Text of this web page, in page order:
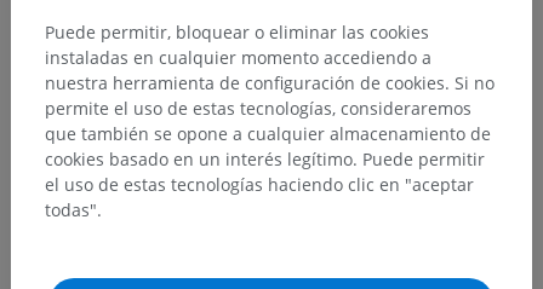
Puede permitir, bloquear o eliminar las cookies
instaladas en cualquier momento accediendo a
nuestra herramienta de configuración de cookies. Si no
permite el uso de estas tecnologías, consideraremos
que también se opone a cualquier almacenamiento de
cookies basado en un interés legítimo. Puede permitir
el uso de estas tecnologías haciendo clic en "aceptar
todas".